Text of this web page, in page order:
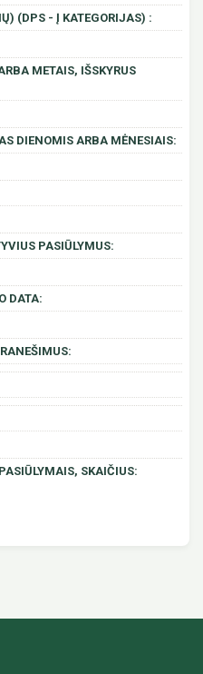
(DPS - Į KATEGORIJAS) :
METAIS, IŠSKYRUS
DIENOMIS ARBA MĖNESIAIS:
PASIŪLYMUS:
DATA:
SKAIČIUS: